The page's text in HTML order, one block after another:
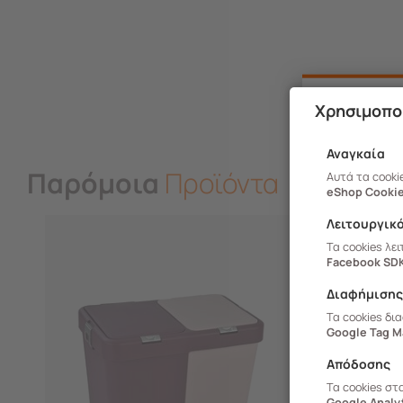
Παρόμοια Προϊόντα
Αναγκαία
Αυτά τα
eShop
Τα cookies
Facebook
Διαφήμισης
Τα cookies
Google Tag
Απόδοσης
Τα cookies